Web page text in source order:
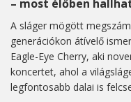
– most élőben
A sláger mögött
generációkon átívelő
Eagle-Eye Cherry, aki
koncertet, ahol a
legfontosabb dalai is